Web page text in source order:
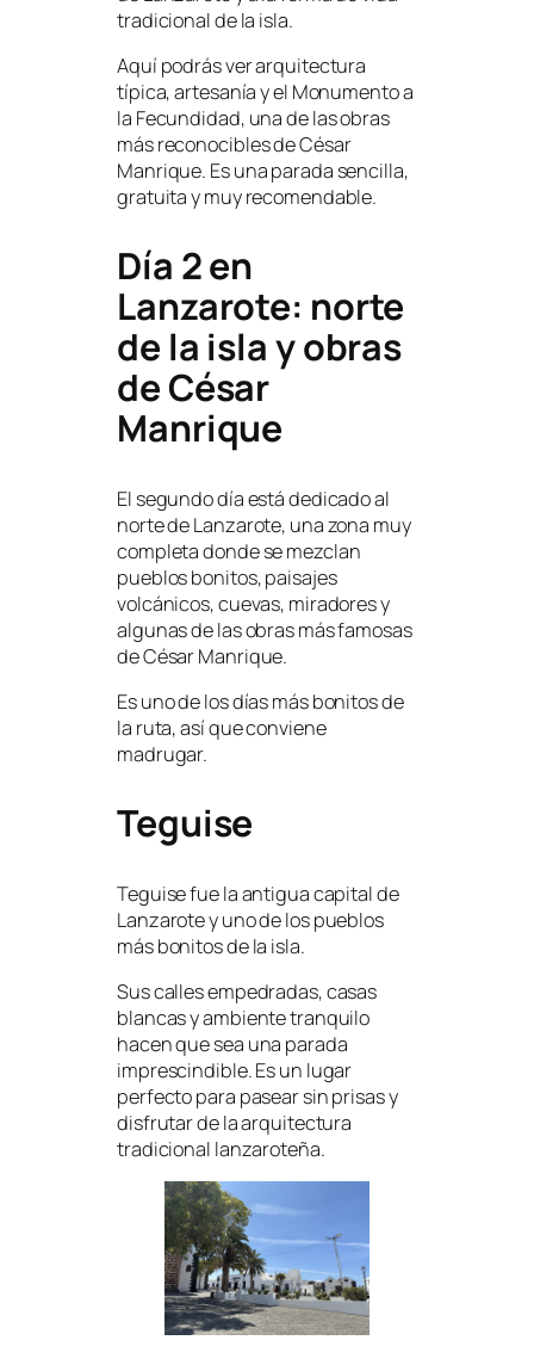
tradicional de la isla.
Aquí podrás ver arquitectura
típica, artesanía y el Monumento a
la Fecundidad, una de las obras
más reconocibles de César
Manrique. Es una parada sencilla,
gratuita y muy recomendable.
Día 2 en
Lanzarote: norte
de la isla y obras
de César
Manrique
El segundo día está dedicado al
norte de Lanzarote, una zona muy
completa donde se mezclan
pueblos bonitos, paisajes
volcánicos, cuevas, miradores y
algunas de las obras más famosas
de César Manrique.
Es uno de los días más bonitos de
la ruta, así que conviene
madrugar.
Teguise
Teguise fue la antigua capital de
Lanzarote y uno de los pueblos
más bonitos de la isla.
Sus calles empedradas, casas
blancas y ambiente tranquilo
hacen que sea una parada
imprescindible. Es un lugar
perfecto para pasear sin prisas y
disfrutar de la arquitectura
tradicional lanzaroteña.